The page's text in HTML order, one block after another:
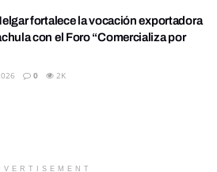
fortalece la vocación exportadora
con el Foro “Comercializa por
0 2K